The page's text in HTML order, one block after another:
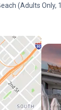
(Adults Only,